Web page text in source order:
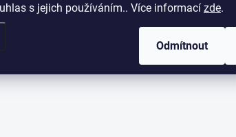
s jejich používáním.. Více informací zde.
Odmítnout